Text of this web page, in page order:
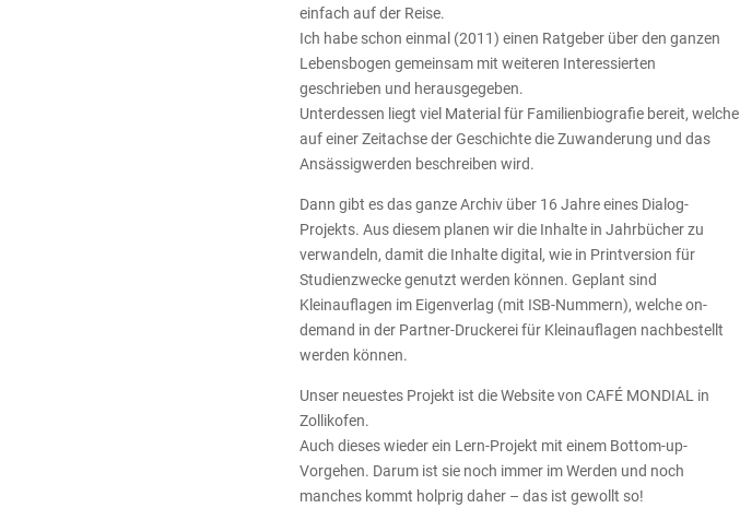
einfach auf der Reise.
Ich habe schon einmal (2011) einen Ratgeber über den ganzen
Lebensbogen gemeinsam mit weiteren Interessierten
geschrieben und herausgegeben.
Unterdessen liegt viel Material für Familienbiografie bereit, welche
auf einer Zeitachse der Geschichte die Zuwanderung und das
Ansässigwerden beschreiben wird.
Dann gibt es das ganze Archiv über 16 Jahre eines Dialog-
Projekts. Aus diesem planen wir die Inhalte in Jahrbücher zu
verwandeln, damit die Inhalte digital, wie in Printversion für
Studienzwecke genutzt werden können. Geplant sind
Kleinauflagen im Eigenverlag (mit ISB-Nummern), welche on-
demand in der Partner-Druckerei für Kleinauflagen nachbestellt
werden können.
Unser neuestes Projekt ist die Website von CAFÉ MONDIAL in
Zollikofen.
Auch dieses wieder ein Lern-Projekt mit einem Bottom-up-
Vorgehen. Darum ist sie noch immer im Werden und noch
manches kommt holprig daher – das ist gewollt so!